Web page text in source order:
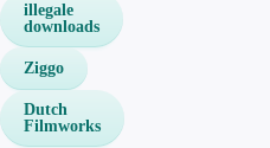
illegale
downloads
Ziggo
Dutch
Filmworks